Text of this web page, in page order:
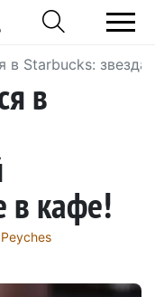
в Starbucks:
в
в кафе!